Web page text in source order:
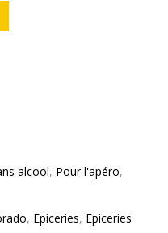
alcool, Pour l'apéro,
, Epiceries, Epiceries